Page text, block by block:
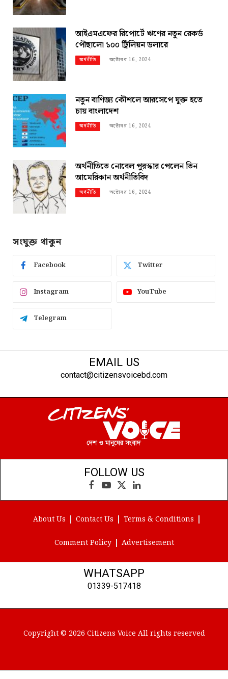
আইএমএফের রিপোর্টে ঋণের নতুন রেকর্ড
পৌছালো ১০০ ট্রিলিয়ন ডলারে
অর্থনীতি অক্টোবর 16, 2024
নতুন বাণিজ্য কৌশলে আরসেপে যুক্ত হতে
চায় বাংলাদেশ
অর্থনীতি অক্টোবর 16, 2024
অর্থনীতিতে নোবেল পুরস্কার পেলেন তিন
আমেরিকান অর্থনীতিবিদ
অর্থনীতি অক্টোবর 16, 2024
সংযুক্ত থাকুন
Facebook Twitter
Instagram YouTube
Telegram
EMAIL US
contact@citizensvoicebd.com
FOLLOW US
Facebook
YouTube
X
(Twitter)
LinkedIn
About Us Contact Us Terms & Conditions
Comment Policy Advertisement
WHATSAPP
01339-517418
Copyright © 2026 Citizens Voice All rights reserved